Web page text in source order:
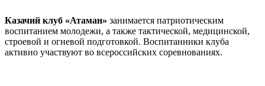
Казачий клуб «Атаман» занимается патриотическим
воспитанием молодежи, а также тактической, медицинской,
строевой и огневой подготовкой. Воспитанники клуба
активно участвуют во всероссийских соревнованиях.